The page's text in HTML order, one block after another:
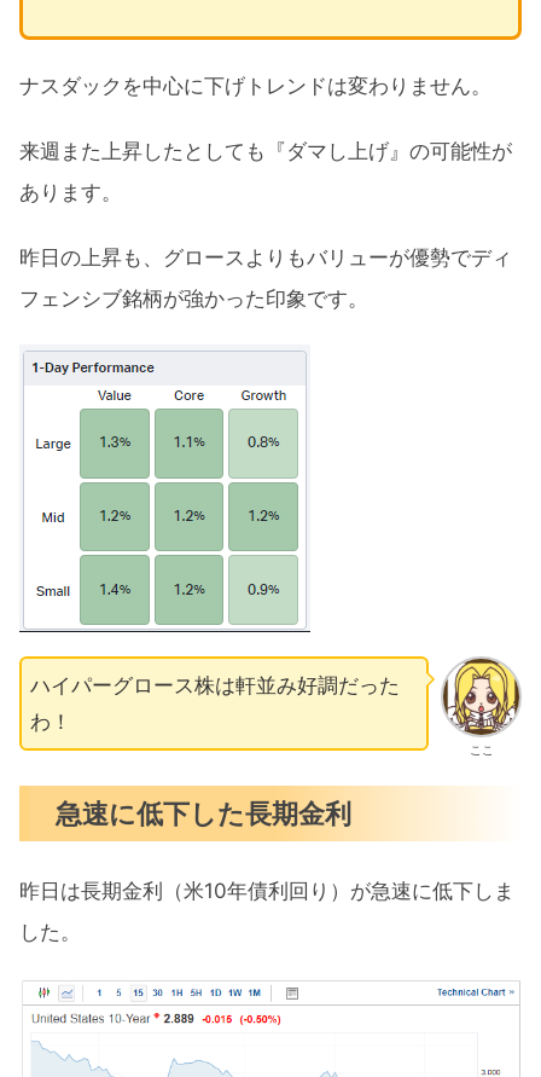
ナスダックを中心に下げトレンドは変わりません。
来週また上昇したとしても『ダマし上げ』の可能性が
あります。
昨日の上昇も、グロースよりもバリューが優勢でディ
フェンシブ銘柄が強かった印象です。
ここ
ハイパーグロース株は軒並み好調だった
わ！
急速に低下した長期金利
昨日は長期金利（米10年債利回り）が急速に低下しま
した。